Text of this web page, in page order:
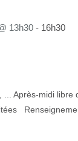
13h30- 16h30
Après-midi libre